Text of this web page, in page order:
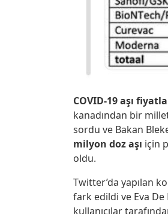
COVID-19 aşı
kanadından bir
sordu ve Bakan
milyon doz aşı için
oldu.
Twitter’da yapılan
fark edildi ve Eva De
kullanıcılar